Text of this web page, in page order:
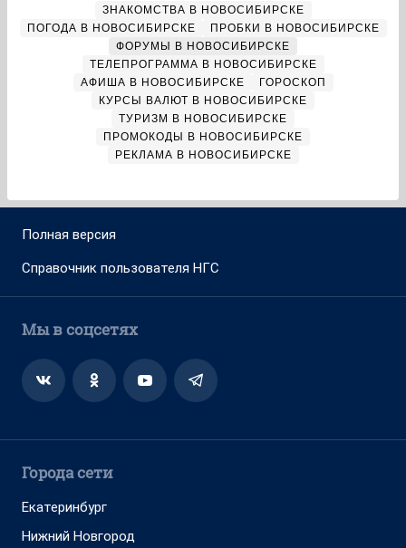
ЗНАКОМСТВА В НОВОСИБИРСКЕ
ПОГОДА В НОВОСИБИРСКЕ
ПРОБКИ В НОВОСИБИРСКЕ
ФОРУМЫ В НОВОСИБИРСКЕ
ТЕЛЕПРОГРАММА В НОВОСИБИРСКЕ
АФИША В НОВОСИБИРСКЕ
ГОРОСКОП
КУРСЫ ВАЛЮТ В НОВОСИБИРСКЕ
ТУРИЗМ В НОВОСИБИРСКЕ
ПРОМОКОДЫ В НОВОСИБИРСКЕ
РЕКЛАМА В НОВОСИБИРСКЕ
Полная версия
Справочник пользователя НГС
Мы в соцсетях
Города сети
Екатеринбург
Нижний Новгород